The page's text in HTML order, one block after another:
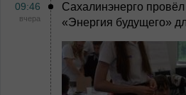
09:46
вчера
Сахалинэнерго
«Энергия будущего»